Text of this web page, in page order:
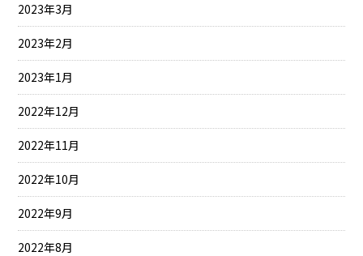
2023年3月
2023年2月
2023年1月
2022年12月
2022年11月
2022年10月
2022年9月
2022年8月